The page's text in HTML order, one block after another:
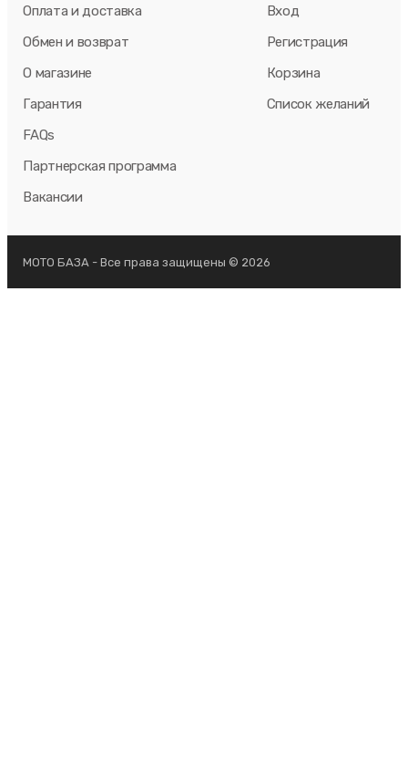
Оплата и доставка
Обмен и возврат
О магазине
Гарантия
FAQs
Партнерская программа
Вакансии
Вход
Регистрация
Корзина
Список желаний
МОТО БАЗА - Все права защищены © 2026